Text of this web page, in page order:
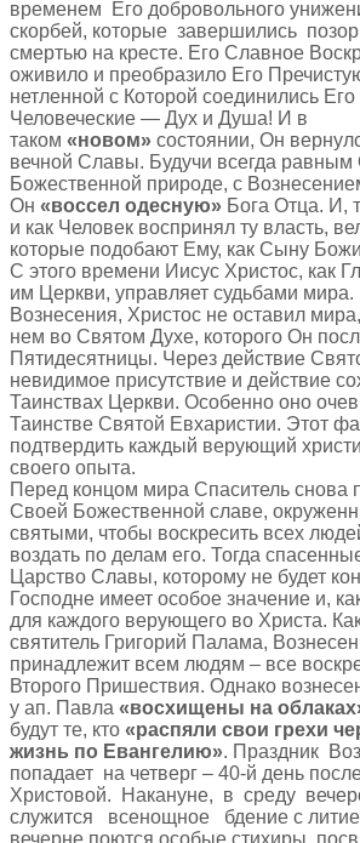
временем Его добровольного
скорбей, которые завершились
смертью на кресте. Его Славное
оживило и преобразило Его
нетленной с Которой соединились
Человеческие — Дух и Душа! И в
таком «новом» состоянии, Он
вечной Славы. Будучи всегда равным
Божественной природе, с
Он «воссел одесную» Бога Отца. И,
и как Человек воспринял ту власть,
которые подобают Ему, как Сыну
С этого времени Иисус Христос, как
им Церкви, управляет судьбами
Вознесения, Христос не оставил
нем во Святом Духе, которого Он
Пятидесятницы. Через действие
невидимое присутствие и действие
Таинствах Церкви. Особенно оно
Таинстве Святой Евхаристии. Этот
подтвердить каждый верующий
своего опыта.
Перед концом мира Спаситель снова
Своей Божественной славе,
святыми, чтобы воскресить всех
воздать по делам его. Тогда
Царство Славы, которому не будет
Господне имеет особое значение и,
для каждого верующего во Христа.
святитель Григорий Палама,
принадлежит всем людям – все
Второго Пришествия. Однако
у ап. Павла «восхищены на
будут те, кто «распяли свои грехи
жизнь по Евангелию». Праздник
попадает на четверг – 40-й день
Христовой. Накануне, в среду
служится всенощное бдение с
вечерне поются особые стихиры,